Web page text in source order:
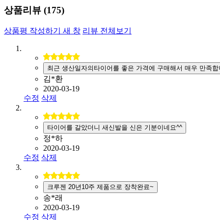
상품리뷰 (175)
상품평 작성하기 새 창 리뷰 전체보기
최근 생산일자의타이어를 좋은 가격에 구매해서 매우 만족합
김*환
2020-03-19
수정 삭제
타이어를 갈았더니 새신발을 신은 기분이네요^^
정*하
2020-03-19
수정 삭제
크루젠 20년10주 제품으로 장착완료~
송*래
2020-03-19
수정 삭제